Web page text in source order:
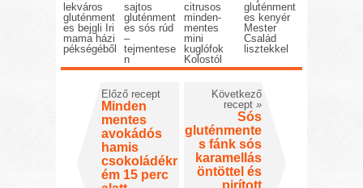
lekváros
gluténment
es bejgli Iri
mama házi
pékségéből
sajtos
gluténment
es sós rúd
–
tejmentese
n
citrusos
minden-
mentes
mini
kuglófok
Kolostól
gluténment
es kenyér
Mester
Család
lisztekkel
Előző recept
Minden
mentes
avokádós
hamis
csokoládékr
ém 15 perc
Következő
recept »
Sós
gluténmente
s fánk sós
karamellás
öntöttel és
pirított